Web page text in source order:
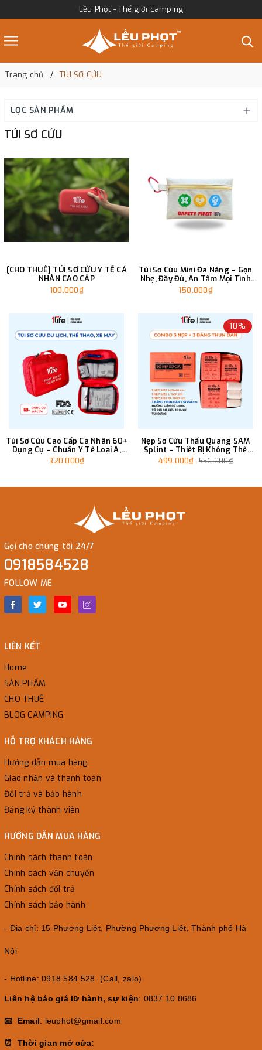
Lều Phọt - Thế giới camping
Trang chủ TÚI SƠ CỨU
LỌC SẢN PHẨM
TÚI SƠ CỨU
[CHO THUÊ] TÚI SƠ CỨU Y TẾ CÁ
NHÂN CAO CẤP
100.000₫
Túi Sơ Cứu Mini Đa Năng – Gọn
Nhẹ, Đầy Đủ, An Tâm Mọi Tình
Huống
150.000₫
Túi Sơ Cứu Cao Cấp Cá Nhân 60+
Dụng Cụ – Chuẩn Y Tế Loại A,
Gọn Nhẹ Mang Theo
320.000₫
10%
Nẹp Sơ Cứu Thấu Quang SAM
Splint – Thiết Bị Không Thể
Thiếu Trong Bộ Sơ Cứu Camping
499.000₫ 556.000₫
Gọi cho chúng tôi 24/7
0918584528
FOLLOW ME
LIÊN KẾT
Home
SẢN PHẨM
CHO THUÊ
BLOG CAMPING
HỖ TRỢ KHÁCH HÀNG
Hướng dẫn mua hàng
Giao nhận và thanh toán
Đổi trả và bảo hành
Đăng ký thành viên
HƯỚNG DẪN MUA HÀNG
Chính sách thanh toán
Chính sách vận chuyển
Chính sách đổi trả
Chính sách bảo hành
- Địa chỉ: 15 Phương Liệt, Phường Phương Liệt, Thành phố Hà
Nội
- Hotline: 0918 584 528 (Call, zalo)
Liên hệ báo giá lữ hành, sự kiện: 0837 10 8686
📧 Email: leuphot@gmail.com
⏰ Thời gian mở cửa: